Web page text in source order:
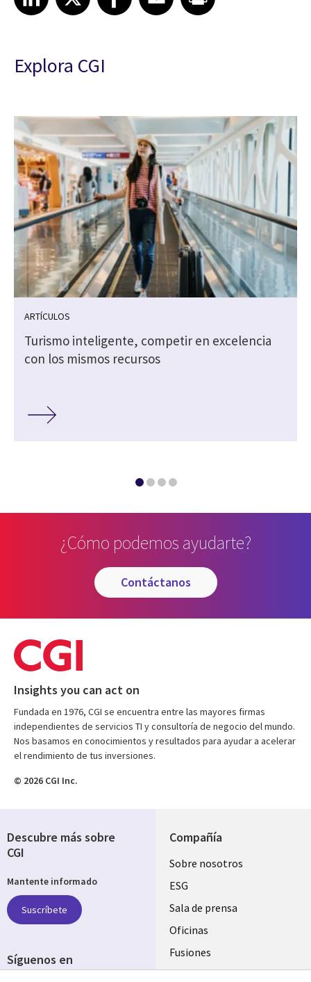
Explora CGI
ARTÍCULOS
Turismo inteligente, competir en excelencia
con los mismos recursos
¿Cómo podemos ayudarte?
contáctanos
Insights you can act on
Fundada en 1976, CGI se encuentra entre las mayores firmas
independientes de servicios TI y consultoría de negocio del mundo.
Nos basamos en conocimientos y resultados para ayudar a acelerar
el rendimiento de tus inversiones.
© 2026 CGI Inc.
Compañía
Useful
links
SPAIN
Sobre nosotros
ESG
Sala de prensa
Oficinas
Fusiones
Inversores
Descubre más sobre
CGI
Mantente informado
Suscríbete
Síguenos en